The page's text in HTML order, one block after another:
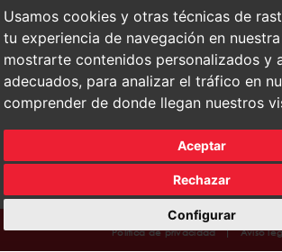
Usamos cookies y otras técnicas de
tu experiencia de navegación en
mostrarte contenidos personalizados y
adecuados, para analizar el tráfico en
comprender de donde llegan nuestros
Aceptar
Rechazar
Configurar
Política de privacidad|Aviso